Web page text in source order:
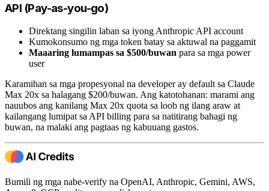
API (Pay-as-you-go)
Direktang singilin laban sa iyong Anthropic API account
Kumokonsumo ng mga token batay sa aktuwal na paggamit
Maaaring lumampas sa $500/buwan para sa mga power
user
Karamihan sa mga propesyonal na developer ay default sa Claude
Max 20x sa halagang $200/buwan. Ang katotohanan: marami ang
nauubos ang kanilang Max 20x quota sa loob ng ilang araw at
kailangang lumipat sa API billing para sa natitirang bahagi ng
buwan, na malaki ang pagtaas ng kabuuang gastos.
Bumili ng mga nabe-verify na OpenAI, Anthropic, Gemini, AWS,